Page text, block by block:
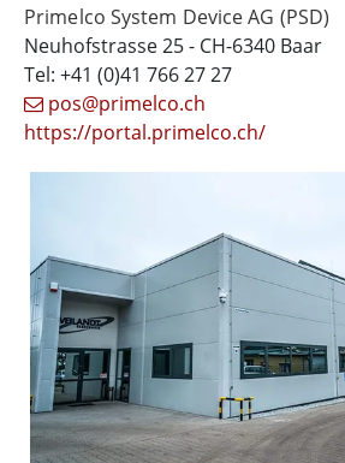
Primelco System Device AG (PSD)
Neuhofstrasse 25 - CH-6340 Baar
Tel: +41 (0)41 766 27 27
pos@primelco.ch
https://portal.primelco.ch/